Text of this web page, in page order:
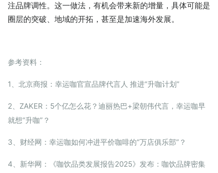
注品牌调性。这一做法，有机会带来新的增量，具体可能是
圈层的突破、地域的开拓，甚至是加速海外发展。
参考资料：
1、北京商报：幸运咖官宣品牌代言人 推进“升咖计划”
2、ZAKER：5个亿怎么花？迪丽热巴+梁朝伟代言，幸运咖早
就想“升咖”？
3、财经网：幸运咖如何冲进平价咖啡的“万店俱乐部”？
4、新华网：《咖饮品类发展报告2025》发布：咖饮品牌密集